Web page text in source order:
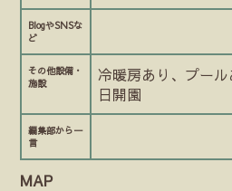
BlogやSNSな
ど
その他設備・
施設
冷暖房あり、プー
日開園
編集部から一
言
MAP